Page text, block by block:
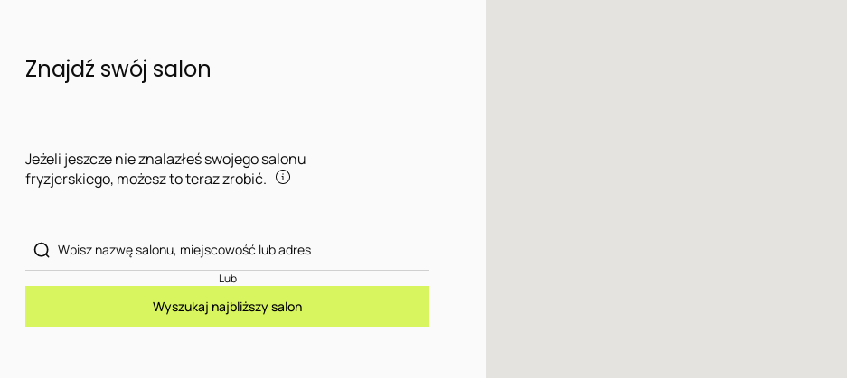
Znajdź swój salon
Jeżeli jeszcze nie znalazłeś swojego salonu
fryzjerskiego, możesz to teraz zrobić.
Lub
Wyszukaj najbliższy salon